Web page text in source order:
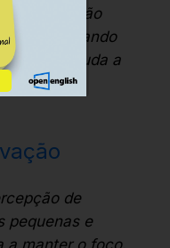
ou não
quando
pontos ajuda a
de
pequenas e
a manter o foco.